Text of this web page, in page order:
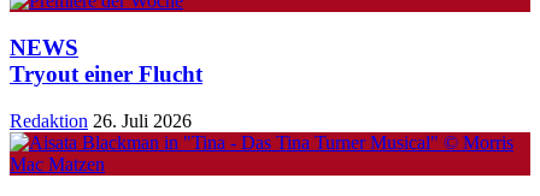
NEWS
Tryout einer Flucht
Redaktion 26. Juli 2026